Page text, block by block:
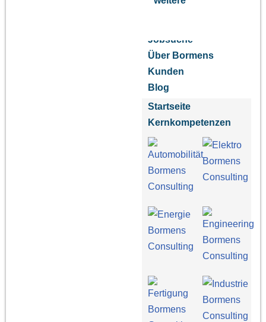
Jobsuche
Über Bormens
Kunden
Blog
Startseite
Kernkompetenzen